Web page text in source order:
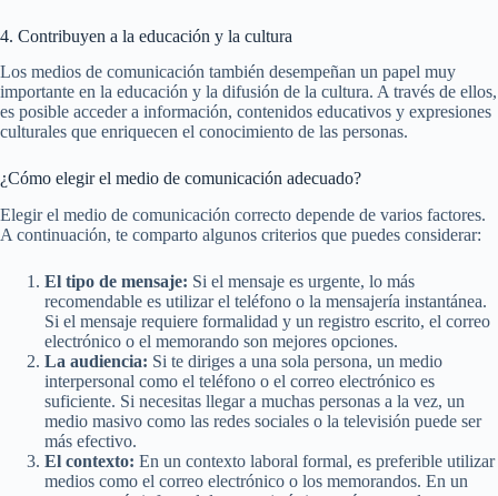
4. Contribuyen a la educación y la cultura
Los medios de comunicación también desempeñan un papel muy
importante en la educación y la difusión de la cultura. A través de ellos,
es posible acceder a información, contenidos educativos y expresiones
culturales que enriquecen el conocimiento de las personas.
¿Cómo elegir el medio de comunicación adecuado?
Elegir el medio de comunicación correcto depende de varios factores.
A continuación, te comparto algunos criterios que puedes considerar:
El tipo de mensaje: Si el mensaje es urgente, lo más
recomendable es utilizar el teléfono o la mensajería instantánea.
Si el mensaje requiere formalidad y un registro escrito, el correo
electrónico o el memorando son mejores opciones.
La audiencia: Si te diriges a una sola persona, un medio
interpersonal como el teléfono o el correo electrónico es
suficiente. Si necesitas llegar a muchas personas a la vez, un
medio masivo como las redes sociales o la televisión puede ser
más efectivo.
El contexto: En un contexto laboral formal, es preferible utilizar
medios como el correo electrónico o los memorandos. En un